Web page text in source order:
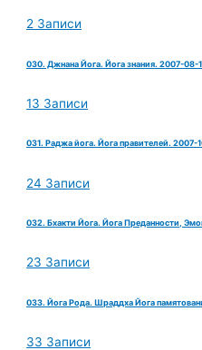
2 Записи
030. Джнана Йога. Йога знания. 2007-08-
13 Записи
031. Раджа йога. Йога правителей. 2007-
24 Записи
032. Бхакти Йога. Йога Преданности,
23 Записи
033. Йога Рода. Шраддха Йога
33 Записи